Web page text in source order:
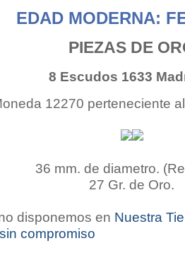
EDAD MODERNA:
PIEZAS DE
8 Escudos 1633
12270 perteneciente
36 mm. de diametro.
27 Gr. de Oro.
disponemos en Nuestra
compromiso